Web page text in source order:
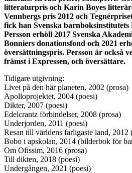
litteraturpris och Karin Boyes
Vennbergs pris 2012 och
fick han Svenska
Persson erhöll 2017 Svenska
Bonniers donationsfond och 2021
översättningspris. Persson är också
främst i Expressen, och översättare.
Tidigare utgivning:
Livet på den här planeten, 2002 (prosa)
Apolloprojektet, 2004 (poesi)
Dikter, 2007 (poesi)
Edelcrantz förbindelser, 2008 (prosa)
Underjorden, 2011 (poesi)
Resan till världens farligaste land,
Bobo i apskolan, 2014 (bilderbok för
Om Ofissim, 2016 (prosa)
Till dikten, 2018 (poesi)
Undergången, 2021 (poesi)